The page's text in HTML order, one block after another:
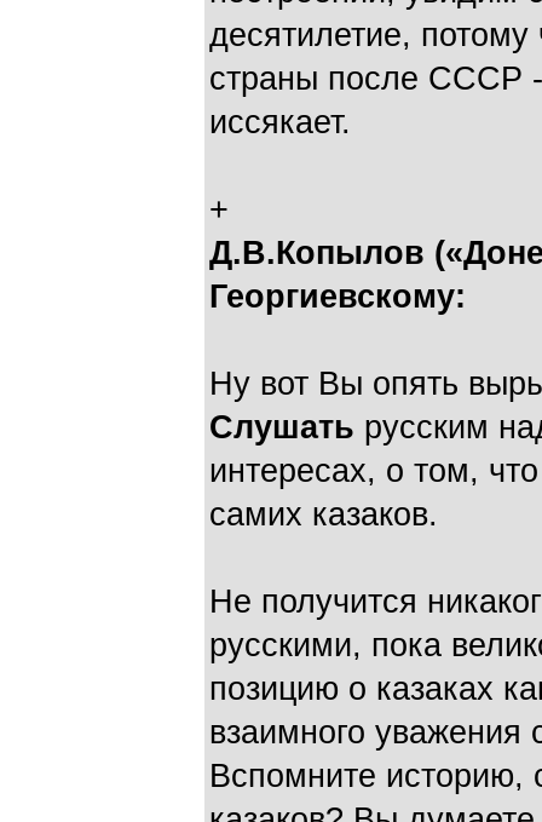
десятилетие, потому
страны после СССР
иссякает.
+
Д.В.Копылов
Георгиевскому:
Ну вот Вы опять
Слушать русским
интересах, о том,
самих казаков.
Не получится
русскими, пока
позицию о казаках
взаимного уважения
Вспомните историю,